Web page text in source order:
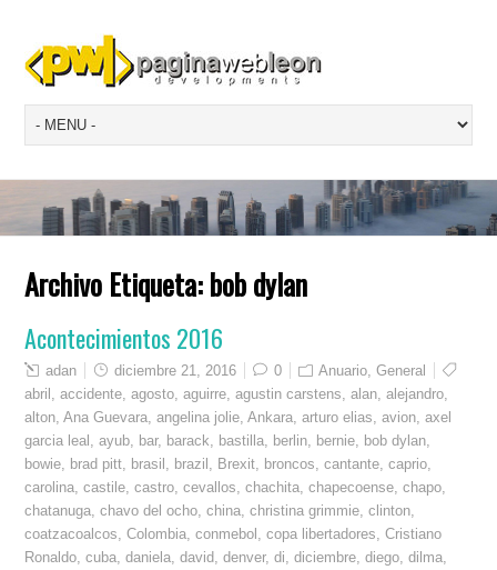
Archivo Etiqueta:bob dylan
Acontecimientos 2016
adan diciembre 21, 2016 0 Anuario ,General
abril
,accidente ,agosto ,aguirre ,agustin carstens ,alan ,alejandro
alton ,Ana Guevara ,angelina jolie ,Ankara ,arturo elias ,avion ,axel
garcia leal
,ayub bar, barack bastilla berlin bernie bob dylan
bowie
brad pitt brasil brazil Brexit broncos ,cantante ,caprio
carolina ,castile ,castro ,cevallos ,chachita ,chapecoense ,chapo
chatanuga ,chavo del ocho ,china ,christina grimmie ,clinton
coatzacoalcos ,Colombia ,conmebol ,copa libertadores ,Cristiano
Ronaldo ,cuba ,daniela ,david ,denver,di ,diciembre ,diego ,dilma